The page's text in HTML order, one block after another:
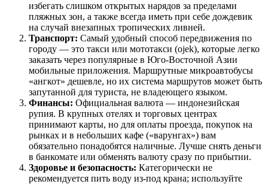
избегать слишком открытых нарядов за пределами
пляжных зон, а также всегда иметь при себе дождевик
на случай внезапных тропических ливней.
Транспорт: Самый удобный способ передвижения по
городу — это такси или мототакси (ojek), которые легко
заказать через популярные в Юго-Восточной Азии
мобильные приложения. Маршрутные микроавтобусы
«ангкот» дешевле, но их система маршрутов может быть
запутанной для туриста, не владеющего языком.
Финансы: Официальная валюта — индонезийская
рупия. В крупных отелях и торговых центрах
принимают карты, но для оплаты проезда, покупок на
рынках и в небольших кафе («варунгах») вам
обязательно понадобятся наличные. Лучше снять деньги
в банкомате или обменять валюту сразу по прибытии.
Здоровье и безопасность: Категорически не
рекомендуется пить воду из-под крана; используйте